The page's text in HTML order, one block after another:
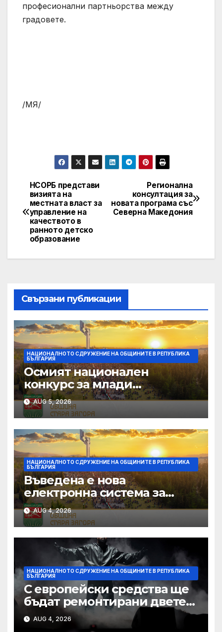
професионални партньорства между
градовете.
/МЯ/
Post
navigation
Регионална
консултация за
новата програма със
Северна Македония
НСОРБ представи
визията на
местната власт за
управление на
качеството в
ранното детско
образование
Свързани публикации
НАЦИОНАЛНОТО СДРУЖЕНИЕ НА ОБЩИНИТЕ В РЕПУБЛИКА
БЪЛГАРИЯ
Осмият национален
конкурс за млади
изпълнители „Дунавски
звезди“ се подготвя в
Силистра
AUG 5, 2026
НАЦИОНАЛНОТО СДРУЖЕНИЕ НА ОБЩИНИТЕ В РЕПУБЛИКА
БЪЛГАРИЯ
Въведена е нова
електронна система за
кандидатстване по
Национален фонд
„Култура“
AUG 4, 2026
НАЦИОНАЛНОТО СДРУЖЕНИЕ НА ОБЩИНИТЕ В РЕПУБЛИКА
БЪЛГАРИЯ
С европейски средства ще
бъдат ремонтирани двете
най-стари училища в Ямбол
AUG 4, 2026